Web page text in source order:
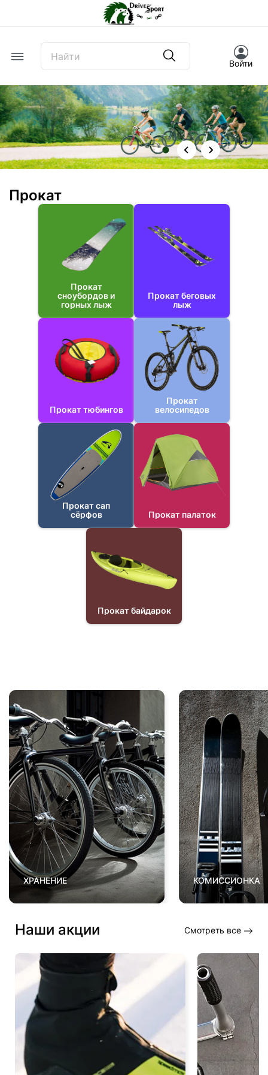
Offcanvas Menu Open
Войти
Прокат
Прокат
сноубордов и
горных лыж
Прокат беговых
лыж
Прокат тюбингов
Прокат
велосипедов
Прокат сап
сёрфов
Прокат палаток
Прокат байдарок
ХРАНЕНИЕ КОМИССИОНКА
Наши акции Смотреть все